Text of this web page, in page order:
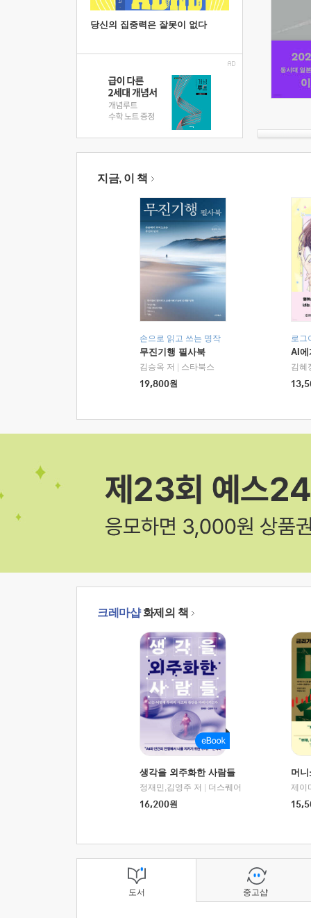
당신의 집중력은 잘못이 없다
지금, 이 책
손으로 읽고 쓰는 명작
무진기행 필사북
김승옥 저
스타북스
19,800원
로그
AI에
김혜
크레마샵화제의 책
생각을 외주화한 사람들
정재민,김영주 저
더스퀘어
16,200원
머
도서 중고샵